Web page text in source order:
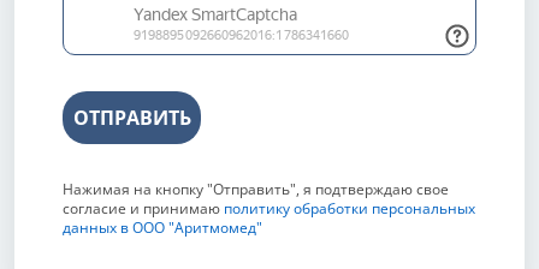
ОТПРАВИТЬ
Нажимая на кнопку "Отправить", я подтверждаю свое
согласие и принимаю политику обработки персональных
данных в ООО "Аритмомед"